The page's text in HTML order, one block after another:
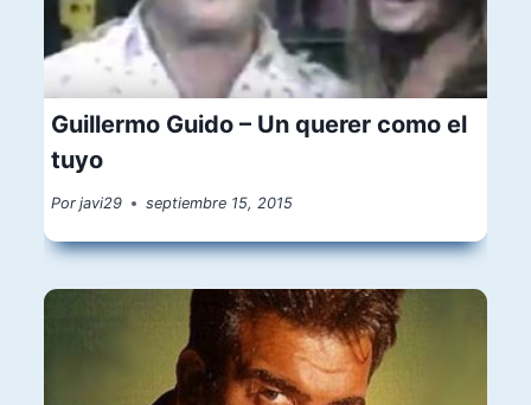
Guillermo Guido – Un querer como el
tuyo
Por javi29 septiembre 15, 2015